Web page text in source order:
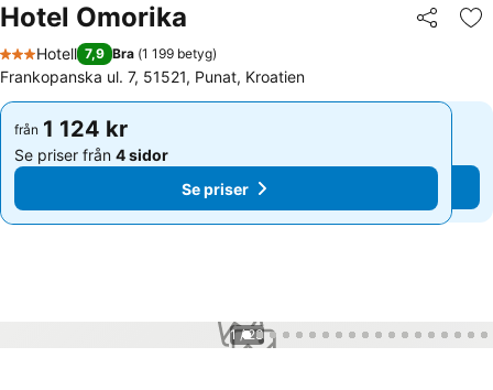
Hotel Omorika Dela
3 Stjärnor
Hotell 7,9 Bra (1 199 betyg)
Frankopanska ul. 7, 51521, Punat, Kroatien
från 1 124 kr
Se priser från 4 sidor
Se priser
från 1 124 kr
Se priser från 4 sidor
Se priser
1 / 23